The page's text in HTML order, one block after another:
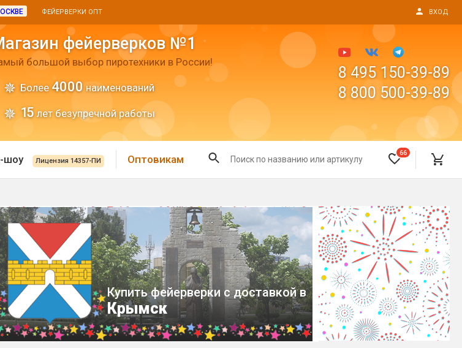
ФЕЙЕРВЕРКИ ОПТ ВХОД
фейерверков №1
большой выбор пиротехники в России!
Более 4000 наименований
15 лет безупречной работы
8 495 150-39-89
8 800 500-39-89
Римские свечи
Хлопушки и пневмохлопушки
Маленькие хлопушки
Пневмохлопушки
Пружинные хлопушки
Бенгальские огни
Все для праздника
Светящиеся предметы
Свечи для торта
Фонтаны в торт (холодные)
Конфетти, серпантин
Небесные фонарики
шоу Лицензия 14357-ПИ Оптовикам
66
Купить фейерверки с доставкой в
Крымск